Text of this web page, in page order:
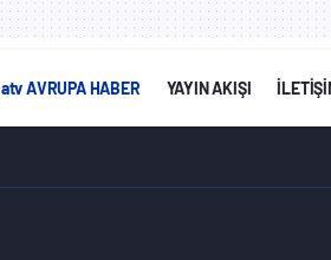
atv AVRUPA HABER YAYIN AKIŞI